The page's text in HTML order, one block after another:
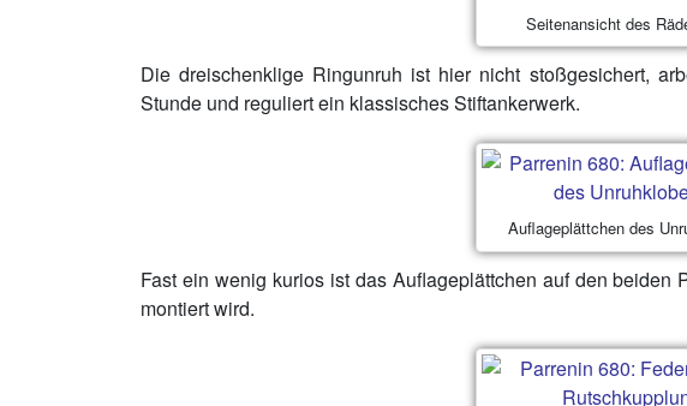
Seitenansicht des
Die dreischenklige Ringunruh ist hier nicht stoßgesichert,
Stunde und reguliert ein klassisches Stiftankerwerk.
Auflageplättchen des
Fast ein wenig kurios ist das Auflageplättchen auf den
montiert wird.